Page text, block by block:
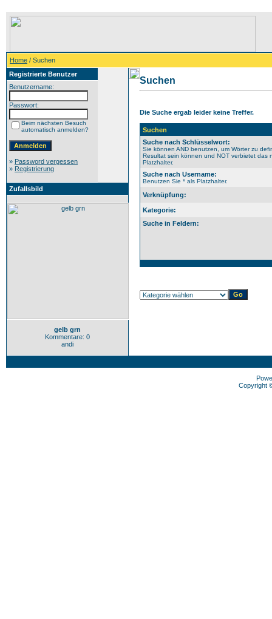
Home / Suchen
Registrierte Benutzer
Benutzername:
Passwort:
Beim nächsten Besuch
automatisch anmelden?
» Password vergessen
» Registrierung
Zufallsbild
gelb grn
Kommentare: 0
andi
Suchen
Die Suche ergab leider keine Treffer.
Suchen
Suche nach Schlüsselwort:
Sie können AND benutzen, um Wörter zu
Resultat sein können und NOT verbietet das
Platzhalter.
Suche nach Username:
Benutzen Sie * als Platzhalter.
Verknüpfung:
Kategorie:
Suche in Feldern:
Copyright